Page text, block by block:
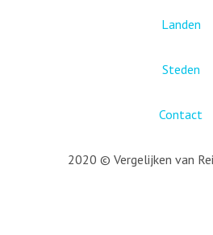
Landen
Steden
Contact
2020 © Vergelijken van